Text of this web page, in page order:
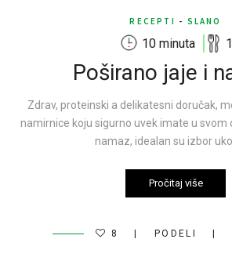
RECEPTI - SLANO
10 minuta 1
Poširano jaje i
Zdrav, proteinski a delikatesni doručak,
namirnice koju sigurno uvek imate u svom
namaz, idealan su izbor
Pročitaj više
8 PODELI